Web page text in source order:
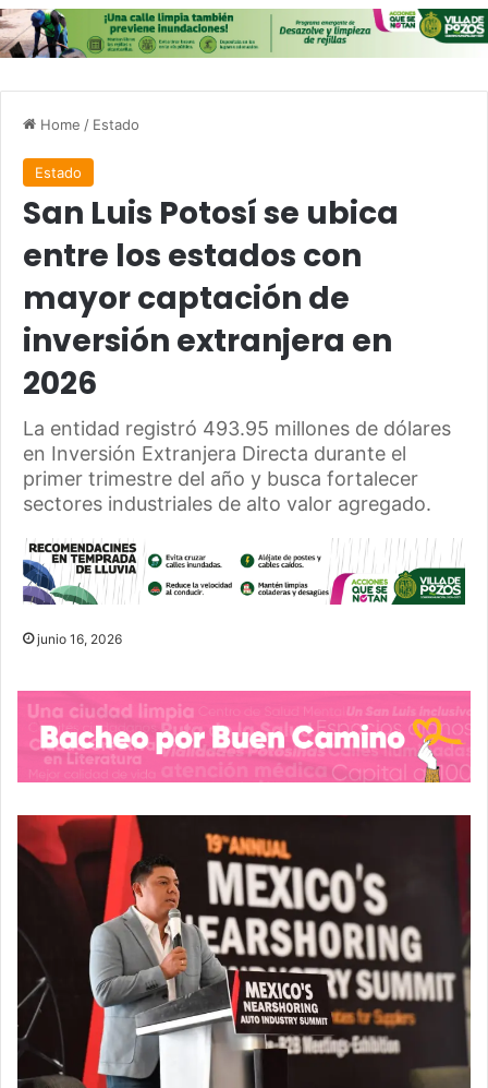
Home / Estado
Estado
San Luis Potosí se ubica
entre los estados con
mayor captación de
inversión extranjera en
2026
La entidad registró 493.95 millones de dólares
en Inversión Extranjera Directa durante el
primer trimestre del año y busca fortalecer
sectores industriales de alto valor agregado.
junio 16, 2026